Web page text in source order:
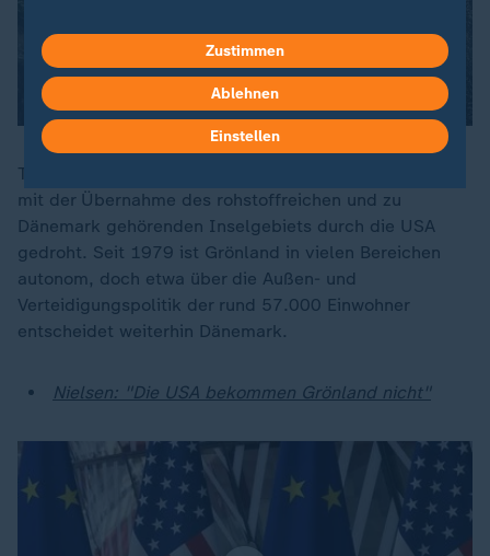
Trump hatte in den vergangenen Monaten wiederholt
mit der Übernahme des rohstoffreichen und zu
Dänemark gehörenden Inselgebiets durch die USA
gedroht. Seit 1979 ist Grönland in vielen Bereichen
autonom, doch etwa über die Außen- und
Verteidigungspolitik der rund 57.000 Einwohner
entscheidet weiterhin Dänemark.
Nielsen: "Die USA bekommen Grönland nicht"
Zustimmen
Ablehnen
Einstellen